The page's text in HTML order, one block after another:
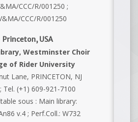
CCC/R/001250 ;
CCC/R/001250
Princeton, USA
Westminster Choir
of Rider University
Lane, PRINCETON, NJ
Tel. (+1) 609-921-7100
sous : Main library:
v.4 ; Perf.Coll.: W732